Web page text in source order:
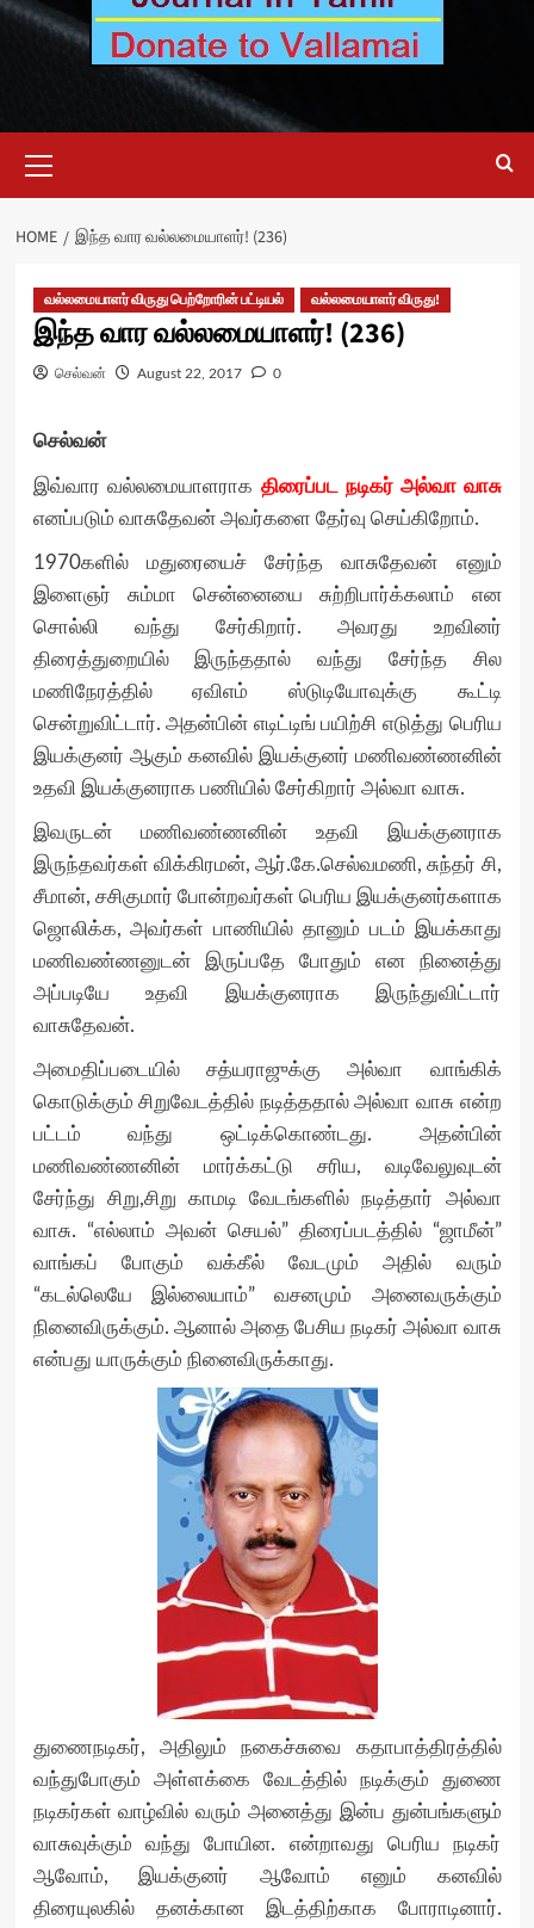
Menu
HOME இந்த வார வல்லமையாளர்! (236)
வல்லமையாளர் விருது பெற்றோரின் பட்டியல் வல்லமையாளர் விருது!
இந்த வார வல்லமையாளர்! (236)
செல்வன் August 22, 2017 0
செல்வன்
இவ்வார வல்லமையாளராகதிரைப்பட நடிகர் அல்வா வாசு
எனப்படும் வாசுதேவன் அவர்களை தேர்வு செய்கிறோம்.
1970களில் மதுரையைச் சேர்ந்த வாசுதேவன் எனும்
இளைஞர் சும்மா சென்னையை சுற்றிபார்க்கலாம் என
சொல்லி வந்து சேர்கிறார். அவரது உறவினர்
திரைத்துறையில் இருந்ததால் வந்து சேர்ந்த சில
மணிநேரத்தில் ஏவிஎம் ஸ்டுடியோவுக்கு கூட்டி
சென்றுவிட்டார். அதன்பின் எடிட்டிங் பயிற்சி எடுத்து பெரிய
இயக்குனர் ஆகும் கனவில் இயக்குனர் மணிவண்ணனின்
உதவி இயக்குனராக பணியில் சேர்கிறார் அல்வா வாசு.
இவருடன் மணிவண்ணனின் உதவி இயக்குனராக
இருந்தவர்கள் விக்கிரமன், ஆர்.கே.செல்வமணி, சுந்தர் சி,
சீமான், சசிகுமார் போன்றவர்கள் பெரிய இயக்குனர்களாக
ஜொலிக்க, அவர்கள் பாணியில் தானும் படம் இயக்காது
மணிவண்ணனுடன் இருப்பதே போதும் என நினைத்து
அப்படியே உதவி இயக்குனராக இருந்துவிட்டார்
வாசுதேவன்.
அமைதிப்படையில் சத்யராஜுக்கு அல்வா வாங்கிக்
கொடுக்கும் சிறுவேடத்தில் நடித்ததால் அல்வா வாசு என்ற
பட்டம் வந்து ஒட்டிக்கொண்டது. அதன்பின்
மணிவண்ணனின் மார்க்கட்டு சரிய, வடிவேலுவுடன்
சேர்ந்து சிறு,சிறு காமடி வேடங்களில் நடித்தார் அல்வா
வாசு. “எல்லாம் அவன் செயல்” திரைப்படத்தில் “ஜாமீன்”
வாங்கப் போகும் வக்கீல் வேடமும் அதில் வரும்
“கடல்லெயே இல்லையாம்” வசனமும் அனைவருக்கும்
நினைவிருக்கும். ஆனால் அதை பேசிய நடிகர் அல்வா வாசு
என்பது யாருக்கும் நினைவிருக்காது.
துணைநடிகர், அதிலும் நகைச்சுவை கதாபாத்திரத்தில்
வந்துபோகும் அள்ளக்கை வேடத்தில் நடிக்கும் துணை
நடிகர்கள் வாழ்வில் வரும் அனைத்து இன்ப துன்பங்களும்
வாசுவுக்கும் வந்து போயின. என்றாவது பெரிய நடிகர்
ஆவோம், இயக்குனர் ஆவோம் எனும் கனவில்
திரையுலகில் தனக்கான இடத்திற்காக போராடினார்.